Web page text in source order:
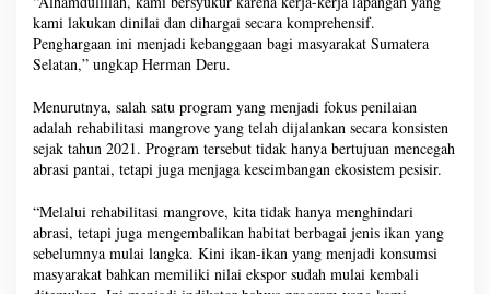
kami lakukan dinilai dan dihargai secara komprehensif.
Penghargaan ini menjadi kebanggaan bagi masyarakat Sumatera
Selatan,” ungkap Herman Deru.
Menurutnya, salah satu program yang menjadi fokus penilaian
adalah rehabilitasi mangrove yang telah dijalankan secara konsisten
sejak tahun 2021. Program tersebut tidak hanya bertujuan mencegah
abrasi pantai, tetapi juga menjaga keseimbangan ekosistem pesisir.
“Melalui rehabilitasi mangrove, kita tidak hanya menghindari
abrasi, tetapi juga mengembalikan habitat berbagai jenis ikan yang
sebelumnya mulai langka. Kini ikan-ikan yang menjadi konsumsi
masyarakat bahkan memiliki nilai ekspor sudah mulai kembali